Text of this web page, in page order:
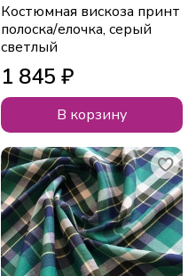
Костюмная вискоза принт
полоска/елочка, серый
светлый
1 845 ₽
В корзину